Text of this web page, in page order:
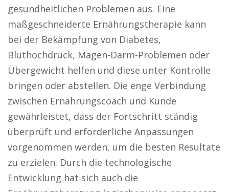
gesundheitlichen Problemen aus. Eine
maßgeschneiderte Ernährungstherapie kann
bei der Bekämpfung von Diabetes,
Bluthochdruck, Magen-Darm-Problemen oder
Übergewicht helfen und diese unter Kontrolle
bringen oder abstellen. Die enge Verbindung
zwischen Ernährungscoach und Kunde
gewährleistet, dass der Fortschritt ständig
überprüft und erforderliche Anpassungen
vorgenommen werden, um die besten Resultate
zu erzielen. Durch die technologische
Entwicklung hat sich auch die